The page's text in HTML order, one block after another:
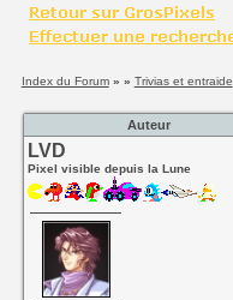
Index du Forum» » Trivias et entraide
Auteur
LVD
Pixel visible depuis la Lune